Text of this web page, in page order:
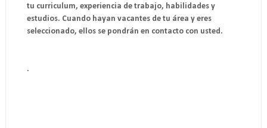
tu curriculum, experiencia de trabajo, habilidades y
estudios. Cuando hayan vacantes de tu área y eres
seleccionado, ellos se pondrán en contacto con usted.
.